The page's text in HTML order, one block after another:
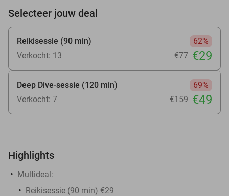
Selecteer jouw deal
Reikisessie (90 min)
62%
Verkocht: 13
€77 €29
Deep Dive-sessie (120 min)
69%
Verkocht: 7
€159 €49
Highlights
Multideal:
Reikisessie (90 min) €29